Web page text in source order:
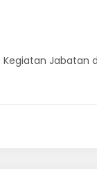
Jabatan